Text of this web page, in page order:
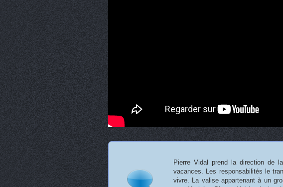
Pierre Vidal prend la direction de
vacances. Les responsabilités le
vivre. La valise appartenant à un